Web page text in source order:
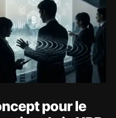
pour le